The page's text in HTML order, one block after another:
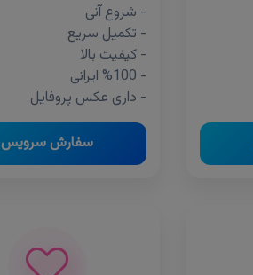
- شروع آنی
- تکمیل سریع
- کیفیت بالا
- %100 ایرانی
- داری عکس پروفایل
سفارش سرویس